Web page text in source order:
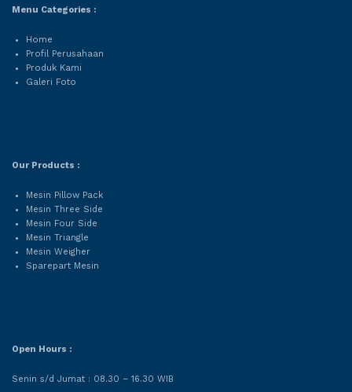
Menu Categories :
Home
Profil Perusahaan
Produk Kami
Galeri Foto
Our Products :
Mesin Pillow Pack
Mesin Three Side
Mesin Four Side
Mesin Triangle
Mesin Weigher
Sparepart Mesin
Open Hours :
Senin s/d Jumat : 08.30 – 16.30 WIB